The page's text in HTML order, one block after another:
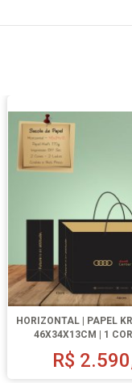
HORIZONTAL | PAPEL
46X34X13CM | 1
R$